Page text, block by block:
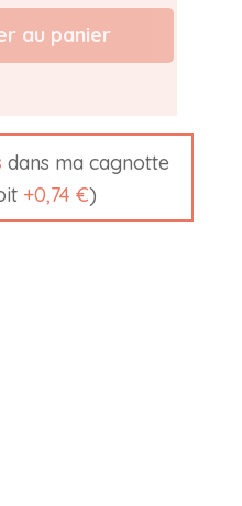
au panier
dans ma cagnotte
+0,74 €)